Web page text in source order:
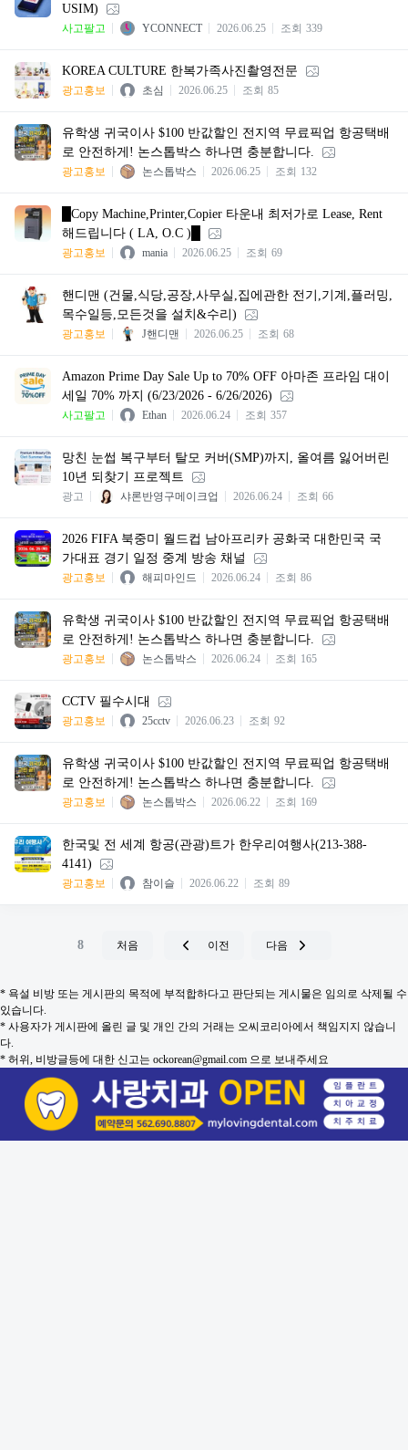
USIM)
사고팔고 YCONNECT 2026.06.25 조회 339
KOREA CULTURE 한복가족사진촬영전문
광고홍보 초심 2026.06.25 조회 85
유학생 귀국이사 $100 반값할인 전지역 무료픽업 항공택배
로 안전하게! 논스톱박스 하나면 충분합니다.
광고홍보 논스톱박스 2026.06.25 조회 132
█Copy Machine,Printer,Copier 타운내 최저가로 Lease, Rent
해드립니다 ( LA, O.C )█
광고홍보 mania 2026.06.25 조회 69
핸디맨 (건물,식당,공장,사무실,집에관한 전기,기계,플러밍,
목수일등,모든것을 설치&수리)
광고홍보 J핸디맨 2026.06.25 조회 68
Amazon Prime Day Sale Up to 70% OFF 아마존 프라임 대이
세일 70% 까지 (6/23/2026 - 6/26/2026)
사고팔고 Ethan 2026.06.24 조회 357
망친 눈썹 복구부터 탈모 커버(SMP)까지, 올여름 잃어버린
10년 되찾기 프로젝트
광고 샤론반영구메이크업 2026.06.24 조회 66
2026 FIFA 북중미 월드컵 남아프리카 공화국 대한민국 국
가대표 경기 일정 중계 방송 채널
광고홍보 해피마인드 2026.06.24 조회 86
유학생 귀국이사 $100 반값할인 전지역 무료픽업 항공택배
로 안전하게! 논스톱박스 하나면 충분합니다.
광고홍보 논스톱박스 2026.06.24 조회 165
CCTV 필수시대
광고홍보 25cctv 2026.06.23 조회 92
유학생 귀국이사 $100 반값할인 전지역 무료픽업 항공택배
로 안전하게! 논스톱박스 하나면 충분합니다.
광고홍보 논스톱박스 2026.06.22 조회 169
한국및 전 세계 항공(관광)트가 한우리여행사(213-388-
4141)
광고홍보 참이슬 2026.06.22 조회 89
8 처음 이전 다음
* 욕설 비방 또는 게시판의 목적에 부적합하다고 판단되는 게시물은 임의로 삭제될 수
있습니다.
* 사용자가 게시판에 올린 글 및 개인 간의 거래는 오씨코리아에서 책임지지 않습니
다.
* 허위, 비방글등에 대한 신고는 ockorean@gmail.com 으로 보내주세요